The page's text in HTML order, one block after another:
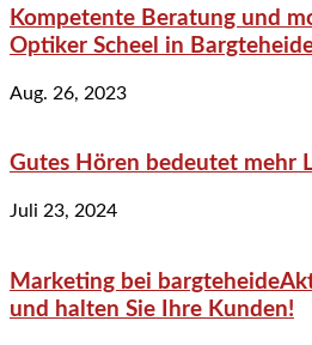
Kompetente Beratung und
Optiker Scheel in
Aug. 26, 2023
Gutes Hören bedeutet mehr
Juli 23, 2024
Marketing bei
und halten Sie Ihre Kunden!